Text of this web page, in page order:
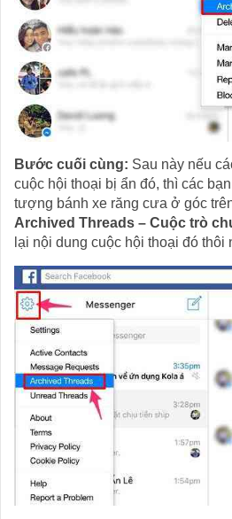
Bước cuối cùng: Sau này nếu
cuộc hội thoại bị ẩn đó, thì các
tượng bánh xe răng cưa ở góc
Archived Threads – Cuộc trò
lại nội dung cuộc hội thoại đó thôi